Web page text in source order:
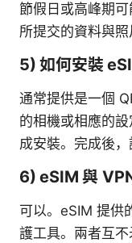
節假日或高峰期
所提交的資料與照
5) 如何安裝
通常提供是一個
的相機或相應的
成安裝。完成後，
6) eSIM 與
可以。eSIM 提供
護工具。兩者互